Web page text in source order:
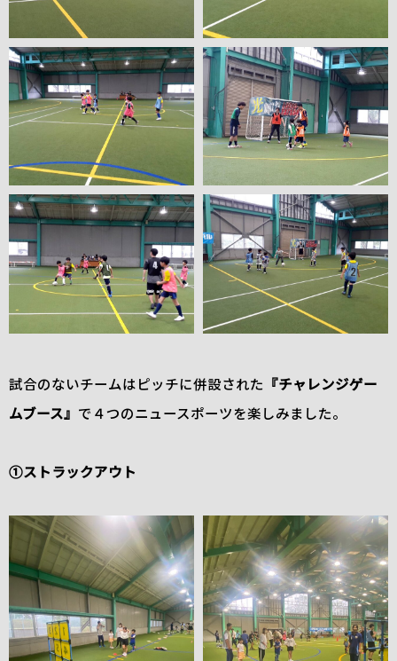
試合のないチームはピッチに併設された 『チャレンジゲー
ムブース』 で４つのニュースポーツを楽しみました。
①ストラックアウト